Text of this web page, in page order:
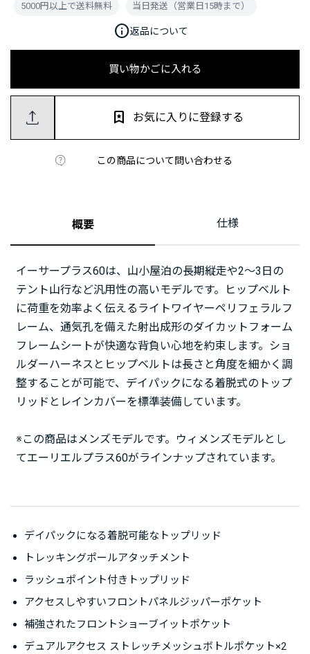
買い物かごに入れる
この商品について問い合わせる
お気に入りに登録する
5000円以上で送料無料 当日発送（営業日15時まで）
info返品について
概要 仕様
イーサープラス60は、山小屋泊の長期縦走や2～3日の
テント山行など汎用性の高いモデルです。ヒップベルト
に荷重を効率よく伝えるライトワイヤーペリフェラルフ
レーム、通気孔を備えた射出成形のダイカットフォーム
フレームシートが快適な背負い心地を約束します。ショ
ルダーハーネスとヒップベルトは長さと角度を細かく調
整することが可能で、デイパックになる着脱式のトップ
リッドとレインカバーを標準装備しています。
※この商品はメンズモデルです。ウィメンズモデルとし
てエーリエルプラス60がラインナップされています。
デイパックになる着脱可能なトップリッド
トレッキングポールアタッチメント
ラッシュポイント付きトップリッド
アクセスしやすいフロントパネルジッパーポケット
補強されたフロントショーブイットポケット
デュアルアクセス ストレッチメッシュボトルポケット×2